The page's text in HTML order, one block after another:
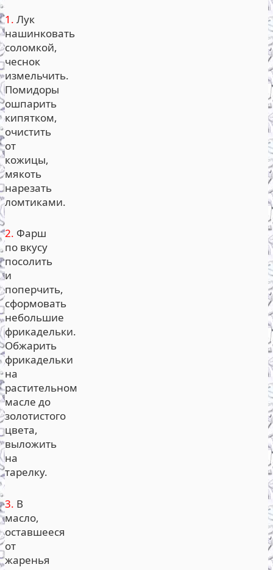
1. Лук
нашинковать
соломкой,
чеснок
измельчить.
Помидоры
ошпарить
кипятком,
очистить
от
кожицы,
мякоть
нарезать
ломтиками.
2. Фарш
по вкусу
посолить
и
поперчить,
сформовать
небольшие
фрикадельки.
Обжарить
фрикадельки
на
растительном
масле до
золотистого
цвета,
выложить
на
тарелку.
3. В
масло,
оставшееся
от
жаренья